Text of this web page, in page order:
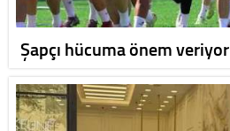
Şapçı hücuma önem veriyor